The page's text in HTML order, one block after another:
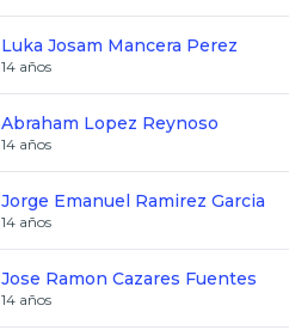
Luka Josam Mancera Perez
14 años
Abraham Lopez Reynoso
14 años
Jorge Emanuel Ramirez Garcia
14 años
Jose Ramon Cazares Fuentes
14 años